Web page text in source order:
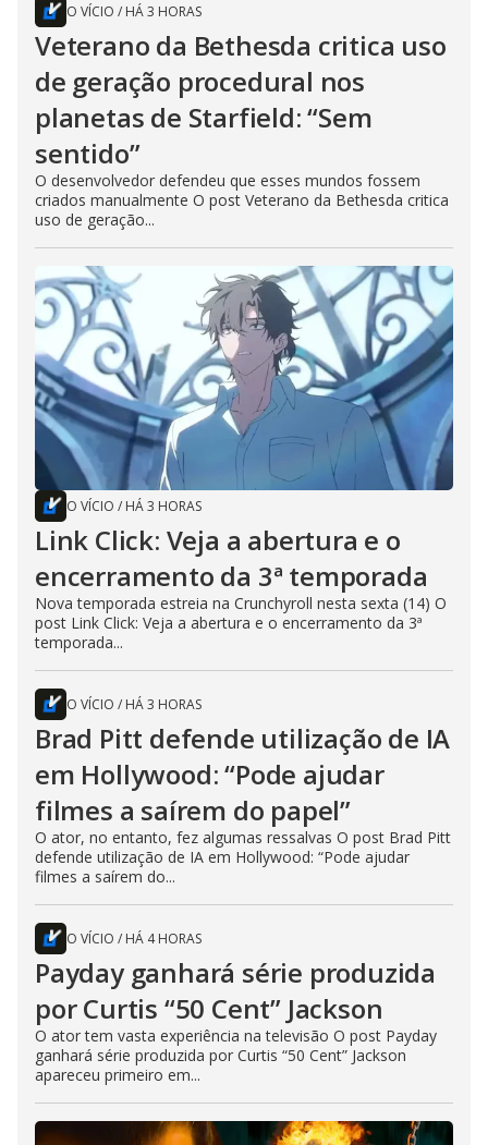
O VÍCIO / HÁ 3 HORAS
Veterano da Bethesda critica uso
de geração procedural nos
planetas de Starfield: “Sem
sentido”
O desenvolvedor defendeu que esses mundos fossem
criados manualmente O post Veterano da Bethesda critica
uso de geração...
O VÍCIO / HÁ 3 HORAS
Link Click: Veja a abertura e o
encerramento da 3ª temporada
Nova temporada estreia na Crunchyroll nesta sexta (14) O
post Link Click: Veja a abertura e o encerramento da 3ª
temporada...
O VÍCIO / HÁ 3 HORAS
Brad Pitt defende utilização de IA
em Hollywood: “Pode ajudar
filmes a saírem do papel”
O ator, no entanto, fez algumas ressalvas O post Brad Pitt
defende utilização de IA em Hollywood: “Pode ajudar
filmes a saírem do...
O VÍCIO / HÁ 4 HORAS
Payday ganhará série produzida
por Curtis “50 Cent” Jackson
O ator tem vasta experiência na televisão O post Payday
ganhará série produzida por Curtis “50 Cent” Jackson
apareceu primeiro em...